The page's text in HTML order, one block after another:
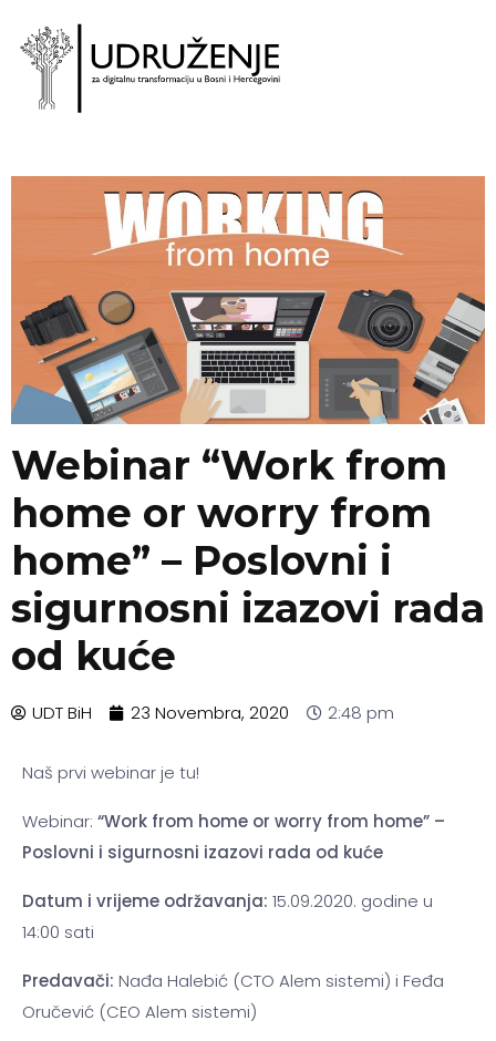
Webinar “Work from
home or worry from
home” – Poslovni i
sigurnosni izazovi rada
od kuće
UDT BiH 23 Novembra, 2020 2:48 pm
Naš prvi webinar je tu!
Webinar: “Work from home or worry from home” –
Poslovni i sigurnosni izazovi rada od kuće
Datum i vrijeme održavanja: 15.09.2020. godine u
14:00 sati
Predavači: Nađa Halebić (CTO Alem sistemi) i Feđa
Oručević (CEO Alem sistemi)